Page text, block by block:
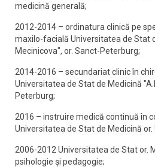
medicină generală;
2012-2014 – ordinatura clinică pe
maxilo-facială Universitatea de Stat
Mecinicova", or. Sanct-Peterburg;
2014-2016 – secundariat clinic în
Universitatea de Stat de Medicină
Peterburg;
2016 – instruire medică continuă în
Universitatea de Stat de Medicină or.
2006-2012 Universitatea de Stat or.
psihologie și pedagogie;